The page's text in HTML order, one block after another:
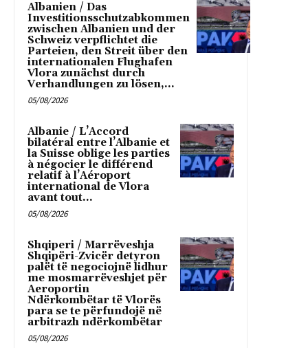
Albanien / Das
Investitionsschutzabkommen
zwischen Albanien und der
Schweiz verpflichtet die
Parteien, den Streit über den
internationalen Flughafen
Vlora zunächst durch
Verhandlungen zu lösen,...
05/08/2026
Albanie / L’Accord
bilatéral entre l’Albanie et
la Suisse oblige les parties
à négocier le différend
relatif à l’Aéroport
international de Vlora
avant tout...
05/08/2026
Shqiperi / Marrëveshja
Shqipëri-Zvicër detyron
palët të negociojnë lidhur
me mosmarrëveshjet për
Aeroportin
Ndërkombëtar të Vlorës
para se te përfundojë në
arbitrazh ndërkombëtar
05/08/2026